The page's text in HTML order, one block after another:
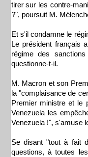
tirer sur les contre-
?", poursuit M.
Et s'il condamne le
Le président français
régime des
questionne-t-il.
M. Macron et son
la "complaisance de
Premier ministre et le
Venezuela les
Venezuela !", s'amuse
Se disant "tout à fait
questions, à toutes